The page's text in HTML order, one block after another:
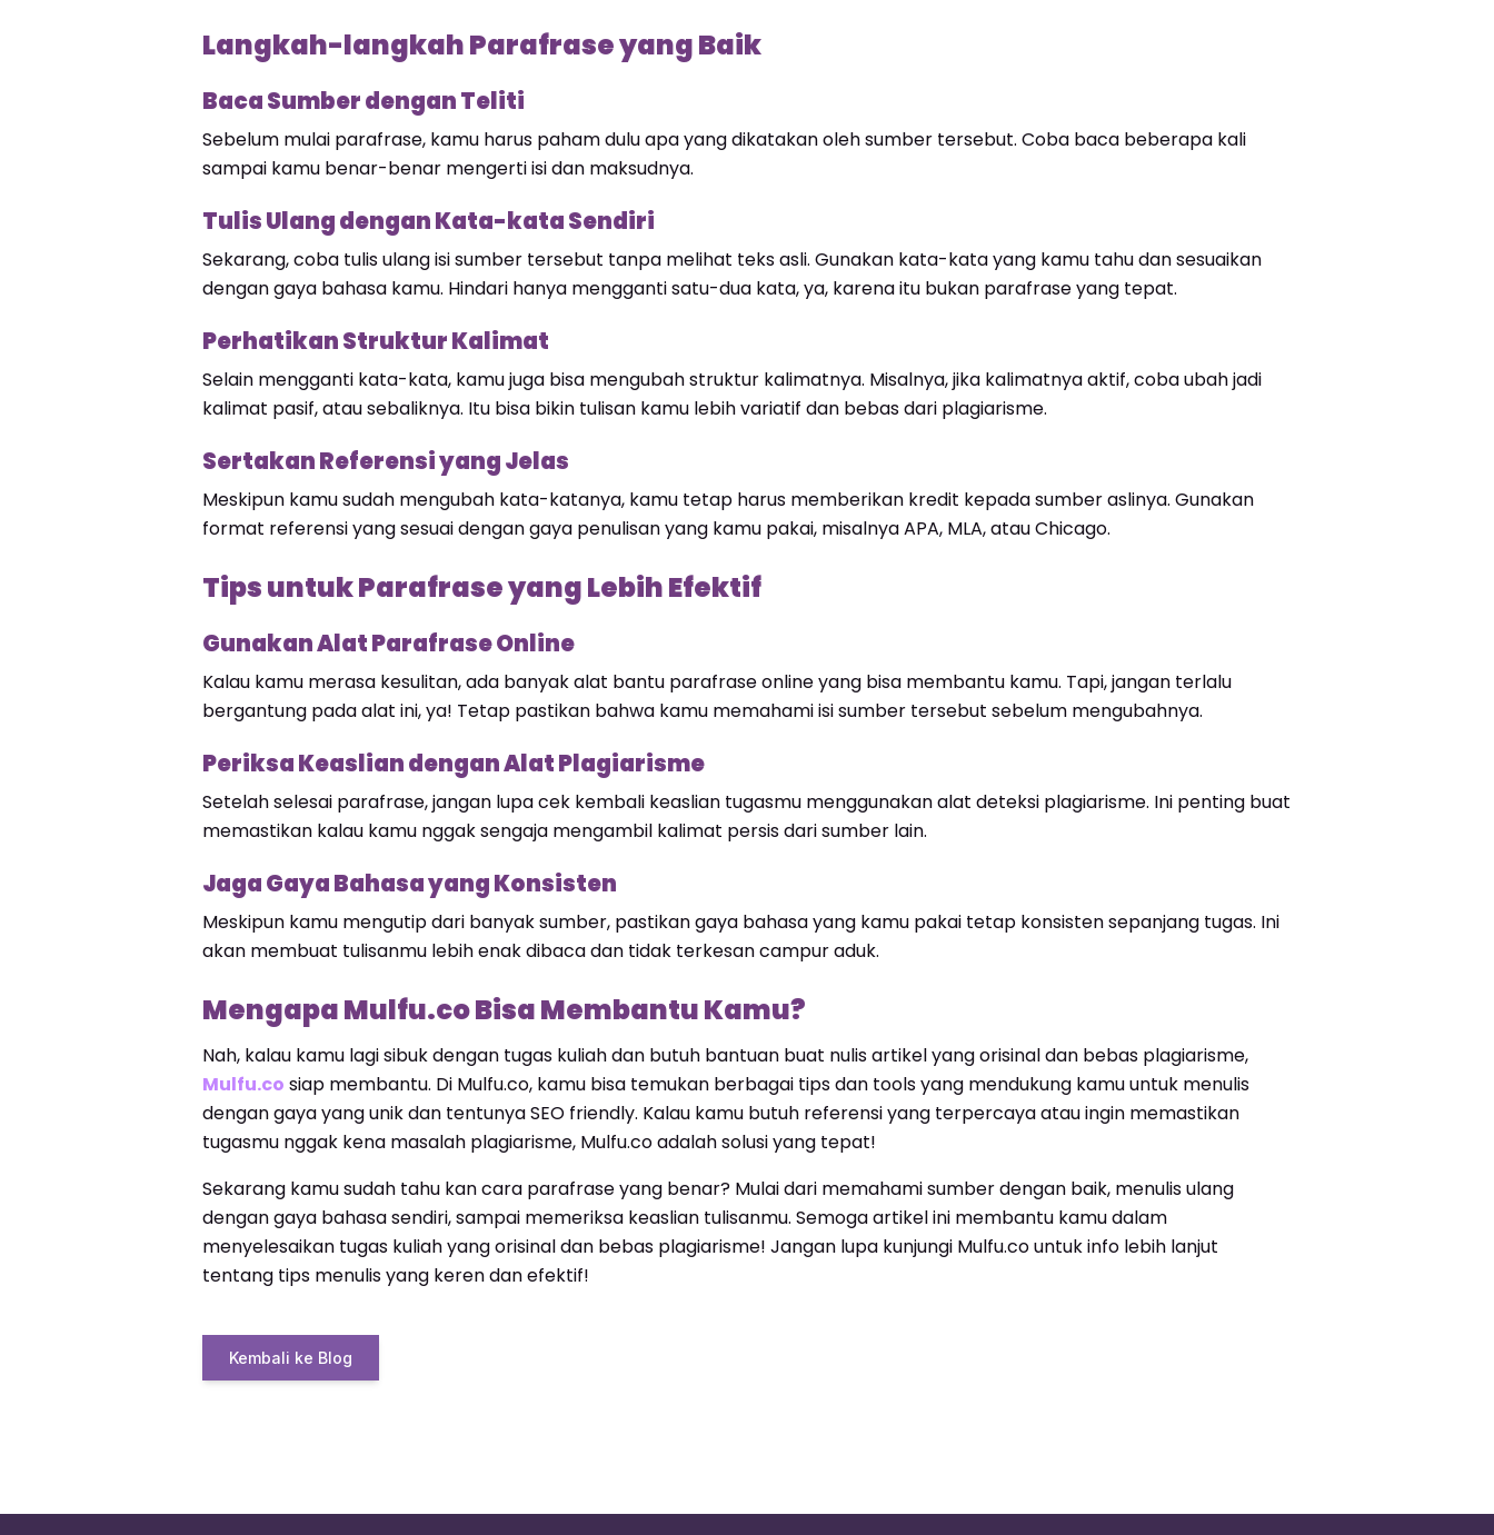
Langkah-langkah Parafrase yang Baik
Baca Sumber dengan Teliti
Sebelum mulai parafrase, kamu harus paham dulu apa yang dikatakan oleh sumber tersebut. Coba baca beberapa kali
sampai kamu benar-benar mengerti isi dan maksudnya.
Tulis Ulang dengan Kata-kata Sendiri
Sekarang, coba tulis ulang isi sumber tersebut tanpa melihat teks asli. Gunakan kata-kata yang kamu tahu dan sesuaikan
dengan gaya bahasa kamu. Hindari hanya mengganti satu-dua kata, ya, karena itu bukan parafrase yang tepat.
Perhatikan Struktur Kalimat
Selain mengganti kata-kata, kamu juga bisa mengubah struktur kalimatnya. Misalnya, jika kalimatnya aktif, coba ubah jadi
kalimat pasif, atau sebaliknya. Itu bisa bikin tulisan kamu lebih variatif dan bebas dari plagiarisme.
Sertakan Referensi yang Jelas
Meskipun kamu sudah mengubah kata-katanya, kamu tetap harus memberikan kredit kepada sumber aslinya. Gunakan
format referensi yang sesuai dengan gaya penulisan yang kamu pakai, misalnya APA, MLA, atau Chicago.
Tips untuk Parafrase yang Lebih Efektif
Gunakan Alat Parafrase Online
Kalau kamu merasa kesulitan, ada banyak alat bantu parafrase online yang bisa membantu kamu. Tapi, jangan terlalu
bergantung pada alat ini, ya! Tetap pastikan bahwa kamu memahami isi sumber tersebut sebelum mengubahnya.
Periksa Keaslian dengan Alat Plagiarisme
Setelah selesai parafrase, jangan lupa cek kembali keaslian tugasmu menggunakan alat deteksi plagiarisme. Ini penting buat
memastikan kalau kamu nggak sengaja mengambil kalimat persis dari sumber lain.
Jaga Gaya Bahasa yang Konsisten
Meskipun kamu mengutip dari banyak sumber, pastikan gaya bahasa yang kamu pakai tetap konsisten sepanjang tugas. Ini
akan membuat tulisanmu lebih enak dibaca dan tidak terkesan campur aduk.
Mengapa Mulfu.co Bisa Membantu Kamu?
Nah, kalau kamu lagi sibuk dengan tugas kuliah dan butuh bantuan buat nulis artikel yang orisinal dan bebas plagiarisme,
Mulfu.co siap membantu. Di Mulfu.co, kamu bisa temukan berbagai tips dan tools yang mendukung kamu untuk menulis
dengan gaya yang unik dan tentunya SEO friendly. Kalau kamu butuh referensi yang terpercaya atau ingin memastikan
tugasmu nggak kena masalah plagiarisme, Mulfu.co adalah solusi yang tepat!
Sekarang kamu sudah tahu kan cara parafrase yang benar? Mulai dari memahami sumber dengan baik, menulis ulang
dengan gaya bahasa sendiri, sampai memeriksa keaslian tulisanmu. Semoga artikel ini membantu kamu dalam
menyelesaikan tugas kuliah yang orisinal dan bebas plagiarisme! Jangan lupa kunjungi Mulfu.co untuk info lebih lanjut
tentang tips menulis yang keren dan efektif!
Kembali ke Blog